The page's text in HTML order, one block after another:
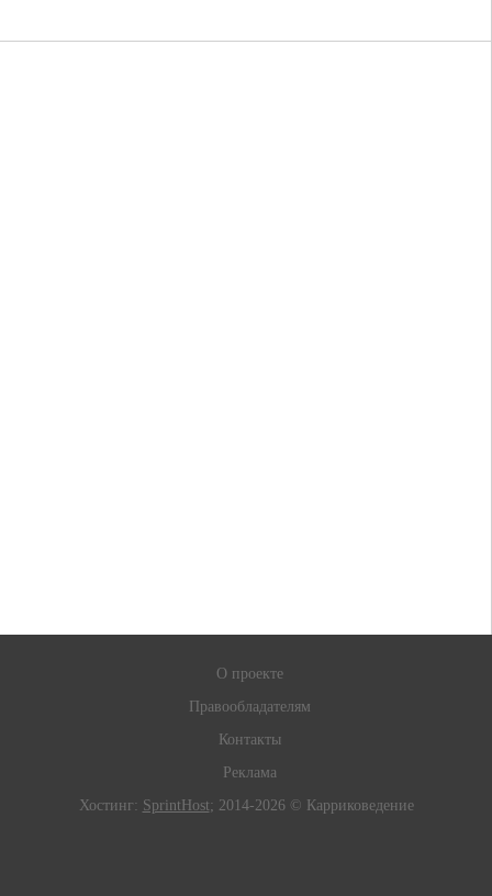
О проекте
Правообладателям
Контакты
Реклама
Хостинг: SprintHost; 2014-2026 © Карриковедение